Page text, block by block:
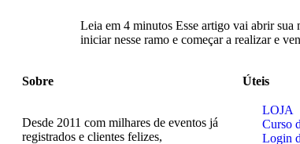
Leia em 4 minutos Esse artigo vai abrir sua
iniciar nesse ramo e começar a realizar e
Sobre
Desde 2011 com milhares de eventos já
registrados e clientes felizes,
Úteis
LOJA
Curso
Login